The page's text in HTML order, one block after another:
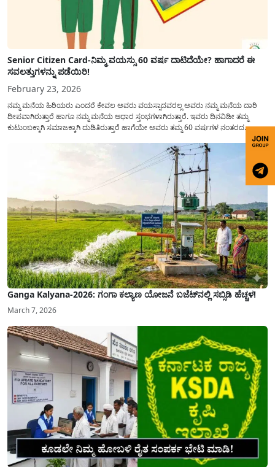
Senior Citizen Card-ನಿಮ್ಮ ವಯಸ್ಸು 60 ವರ್ಷ ದಾಟಿದೆಯೇ? ಹಾಗಾದರೆ ಈ
ಸವಲತ್ತುಗಳನ್ನು ಪಡೆಯಿರಿ!
February 23, 2026
ನಮ್ಮ ಮನೆಯ ಹಿರಿಯರು ಎಂದರೆ ಕೇವಲ ಅವರು ವಯಸ್ಸಾದವರಲ್ಲ ಅವರು ನಮ್ಮ ಮನೆಯ ದಾರಿ
ದೀಪವಾಗಿರುತ್ತಾರೆ ಹಾಗೂ ನಮ್ಮ ಮನೆಯ ಆಧಾರ ಸ್ತಂಭಗಳಾಗಿರುತ್ತಾರೆ. ಇವರು ದಿನವಿಡೀ ತಮ್ಮ
ಕುಟುಂಬಕ್ಕಾಗಿ ಸಮಾಜಕ್ಕಾಗಿ ದುಡಿತಿರುತ್ತಾರೆ ಹಾಗೆಯೇ ಅವರು ತಮ್ಮ 60 ವರ್ಷಗಳ ನಂತರದ
ಜೀವನವನ್ನು ನೆಮ್ಮದಿಯಿಂದ ಕಳೆಯಬೇಕೆಂಬುದು ಪ್ರತಿಯೊಬ್ಬರ ಕನಸಾಗಿರುತ್ತದೆ ಆದ್ದರಿಂದ ಸರ್ಕಾರವು
Ganga Kalyana-2026: ಗಂಗಾ ಕಲ್ಯಾಣ ಯೋಜನೆ ಬಜೆಟ್‌ನಲ್ಲಿ ಸಬ್ಸಿಡಿ ಹೆಚ್ಚಳ!
March 7, 2026